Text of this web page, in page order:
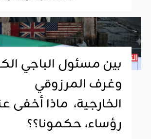
بين مسئول الباجي
وغرف المرزوقي
الخارجية، ماذا أخفى
رؤساء، حكمونا؟؟